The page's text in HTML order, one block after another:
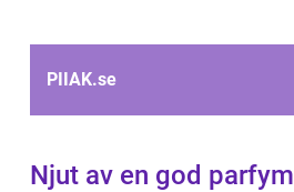
PIIAK.se
Njut av en god parfym